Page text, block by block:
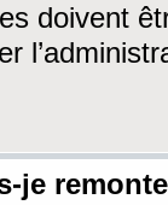
doivent
je